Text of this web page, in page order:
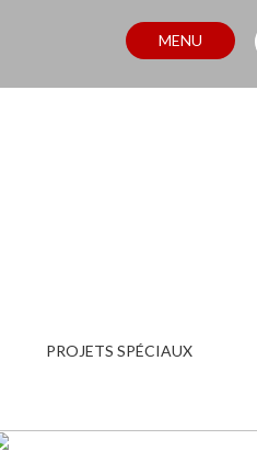
MENU
PROJETS SPÉCIAUX